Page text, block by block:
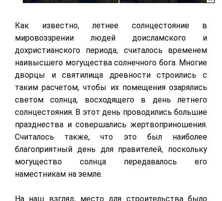
Как известно, летнее солнцестояние в
мировоззрении людей доисламского и
дохристианского периода, считалось временем
наивысшего могущества солнечного бога. Многие
дворцы и святилища древности строились с
таким расчетом, чтобы их помещения озарялись
светом солнца, восходящего в день летнего
солнцестояния. В этот день проводились большие
празднества и совершались жертвоприношения.
Считалось также, что это был наиболее
благоприятный день для правителей, поскольку
могущество солнца передавалось его
наместникам на земле.
На наш взгляд, место для строительства было